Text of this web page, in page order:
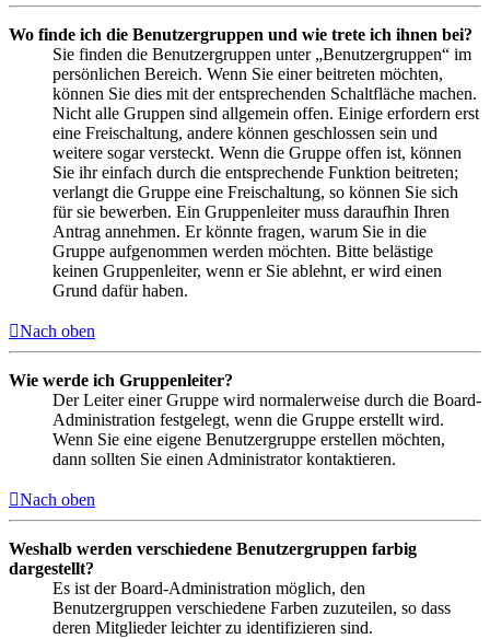
Wo finde ich die Benutzergruppen und wie trete ich ihnen bei?
Sie finden die Benutzergruppen unter „Benutzergruppen“ im
persönlichen Bereich. Wenn Sie einer beitreten möchten,
können Sie dies mit der entsprechenden Schaltfläche machen.
Nicht alle Gruppen sind allgemein offen. Einige erfordern erst
eine Freischaltung, andere können geschlossen sein und
weitere sogar versteckt. Wenn die Gruppe offen ist, können
Sie ihr einfach durch die entsprechende Funktion beitreten;
verlangt die Gruppe eine Freischaltung, so können Sie sich
für sie bewerben. Ein Gruppenleiter muss daraufhin Ihren
Antrag annehmen. Er könnte fragen, warum Sie in die
Gruppe aufgenommen werden möchten. Bitte belästige
keinen Gruppenleiter, wenn er Sie ablehnt, er wird einen
Grund dafür haben.
Nach oben
Wie werde ich Gruppenleiter?
Der Leiter einer Gruppe wird normalerweise durch die Board-
Administration festgelegt, wenn die Gruppe erstellt wird.
Wenn Sie eine eigene Benutzergruppe erstellen möchten,
dann sollten Sie einen Administrator kontaktieren.
Nach oben
Weshalb werden verschiedene Benutzergruppen farbig
dargestellt?
Es ist der Board-Administration möglich, den
Benutzergruppen verschiedene Farben zuzuteilen, so dass
deren Mitglieder leichter zu identifizieren sind.